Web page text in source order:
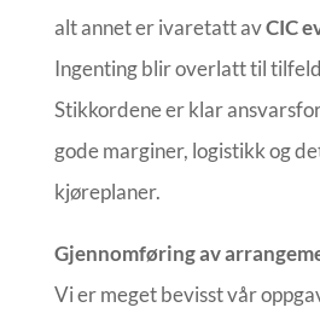
alt annet er ivaretatt avCIC
Ingenting blir overlatt til
Stikkordene er klar
gode marginer, logistikk og
kjøreplaner.
Gjennomføring av
Vi er meget bevisst vår